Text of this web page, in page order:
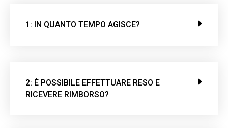
1: IN QUANTO TEMPO AGISCE?
2: È POSSIBILE EFFETTUARE RESO E
RICEVERE RIMBORSO?